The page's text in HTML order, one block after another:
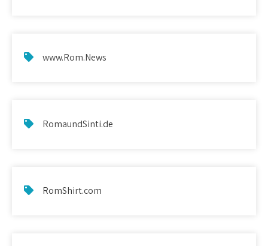
www.Rom.News
RomaundSinti.de
RomShirt.com